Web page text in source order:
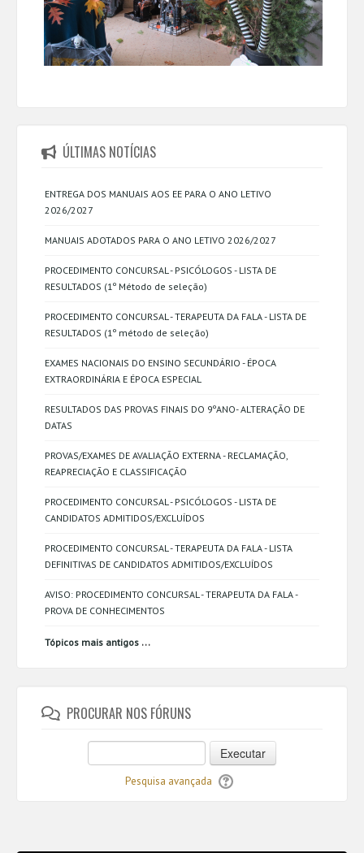
ÚLTIMAS NOTÍCIAS
ENTREGA DOS MANUAIS AOS EE PARA O ANO LETIVO
2026/2027
MANUAIS ADOTADOS PARA O ANO LETIVO 2026/2027
PROCEDIMENTO CONCURSAL - PSICÓLOGOS - LISTA DE
RESULTADOS (1º Método de seleção)
PROCEDIMENTO CONCURSAL - TERAPEUTA DA FALA - LISTA DE
RESULTADOS (1º método de seleção)
EXAMES NACIONAIS DO ENSINO SECUNDÁRIO - ÉPOCA
EXTRAORDINÁRIA E ÉPOCA ESPECIAL
RESULTADOS DAS PROVAS FINAIS DO 9ºANO- ALTERAÇÃO DE
DATAS
PROVAS/EXAMES DE AVALIAÇÃO EXTERNA - RECLAMAÇÃO,
REAPRECIAÇÃO E CLASSIFICAÇÃO
PROCEDIMENTO CONCURSAL - PSICÓLOGOS - LISTA DE
CANDIDATOS ADMITIDOS/EXCLUÍDOS
PROCEDIMENTO CONCURSAL - TERAPEUTA DA FALA - LISTA
DEFINITIVAS DE CANDIDATOS ADMITIDOS/EXCLUÍDOS
AVISO: PROCEDIMENTO CONCURSAL - TERAPEUTA DA FALA -
PROVA DE CONHECIMENTOS
Tópicos mais antigos ...
PROCURAR NOS FÓRUNS
Executar
Pesquisa avançada